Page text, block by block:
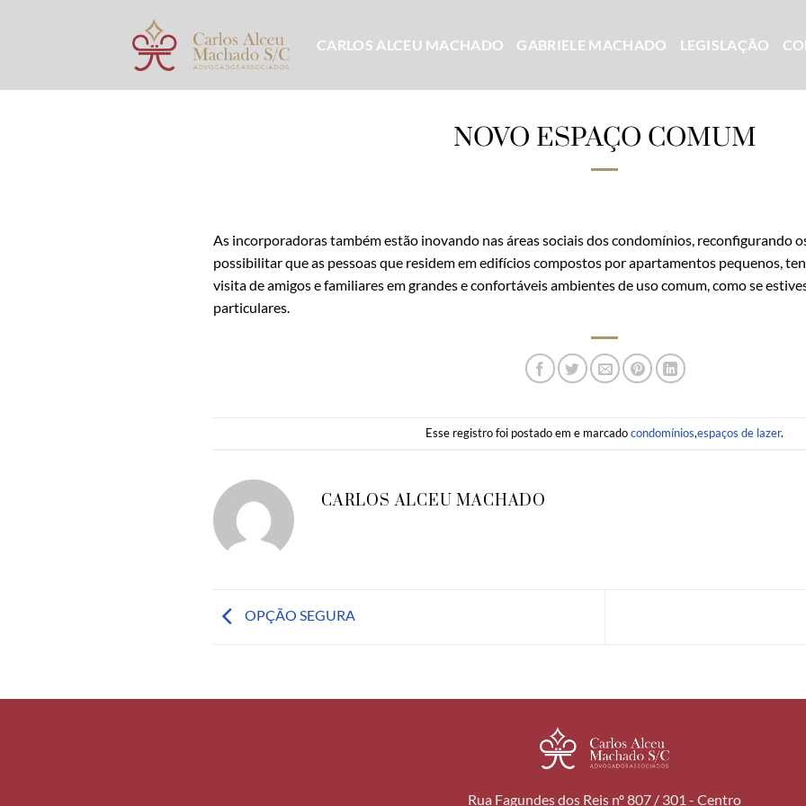
CARLOS ALCEU MACHADO GABRIELE MACHADO LEGISLAÇÃO
NOVO ESPAÇO COMUM
As incorporadoras também estão inovando nas áreas sociais dos condomínios, reconfigurando
possibilitar que as pessoas que residem em edifícios compostos por apartamentos pequenos,
visita de amigos e familiares em grandes e confortáveis ambientes de uso comum, como se
particulares.
Esse registro foi postado em e marcadocondomínios,espaços de lazer.
CARLOS ALCEU MACHADO
OPÇÃO SEGURA
Rua Fagundes dos Reis nº 807 / 301 - Centro